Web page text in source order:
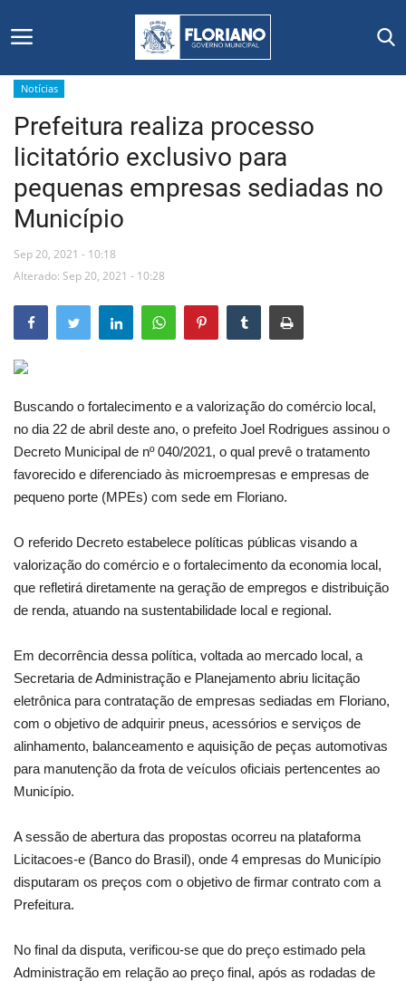
Início
Editais
Floriano
Secretarias e Órgãos
Mural de Licitações
Vídeos
Webmail
Contato
Notícias
Prefeitura realiza processo
licitatório exclusivo para
pequenas empresas sediadas no
Município
Sep 20, 2021 - 10:18
Alterado: Sep 20, 2021 - 10:28
Buscando o fortalecimento e a valorização do comércio local,
no dia 22 de abril deste ano, o prefeito Joel Rodrigues assinou o
Decreto Municipal de nº 040/2021, o qual prevê o tratamento
favorecido e diferenciado às microempresas e empresas de
pequeno porte (MPEs) com sede em Floriano.
O referido Decreto estabelece políticas públicas visando a
valorização do comércio e o fortalecimento da economia local,
que refletirá diretamente na geração de empregos e distribuição
de renda, atuando na sustentabilidade local e regional.
Em decorrência dessa política, voltada ao mercado local, a
Secretaria de Administração e Planejamento abriu licitação
eletrônica para contratação de empresas sediadas em Floriano,
com o objetivo de adquirir pneus, acessórios e serviços de
alinhamento, balanceamento e aquisição de peças automotivas
para manutenção da frota de veículos oficiais pertencentes ao
Município.
A sessão de abertura das propostas ocorreu na plataforma
Licitacoes-e (Banco do Brasil), onde 4 empresas do Município
disputaram os preços com o objetivo de firmar contrato com a
Prefeitura.
No final da disputa, verificou-se que do preço estimado pela
Administração em relação ao preço final, após as rodadas de